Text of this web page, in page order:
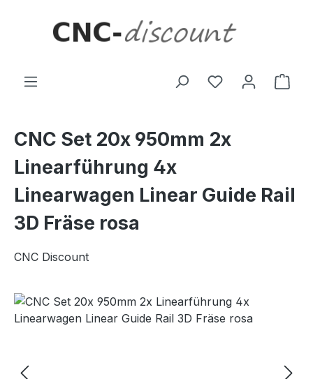
CNC Set 20x 950mm 2x
Linearführung 4x
Linearwagen Linear Guide Rail
3D Fräse rosa
CNC Discount
Bildergalerie überspringen